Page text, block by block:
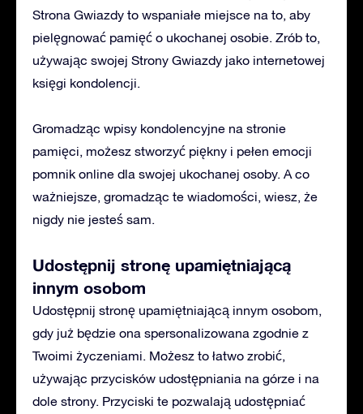
Strona Gwiazdy to wspaniałe miejsce na to, aby
pielęgnować pamięć o ukochanej osobie. Zrób to,
używając swojej Strony Gwiazdy jako internetowej
księgi kondolencji.
Gromadząc wpisy kondolencyjne na stronie
pamięci, możesz stworzyć piękny i pełen emocji
pomnik online dla swojej ukochanej osoby. A co
ważniejsze, gromadząc te wiadomości, wiesz, że
nigdy nie jesteś sam.
Udostępnij stronę upamiętniającą
innym osobom
Udostępnij stronę upamiętniającą innym osobom,
gdy już będzie ona spersonalizowana zgodnie z
Twoimi życzeniami. Możesz to łatwo zrobić,
używając przycisków udostępniania na górze i na
dole strony. Przyciski te pozwalają udostępniać